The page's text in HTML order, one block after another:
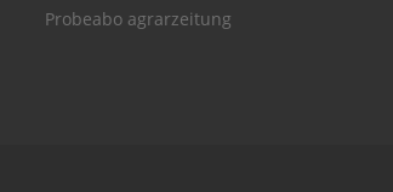
Probeabo agrarzeitung